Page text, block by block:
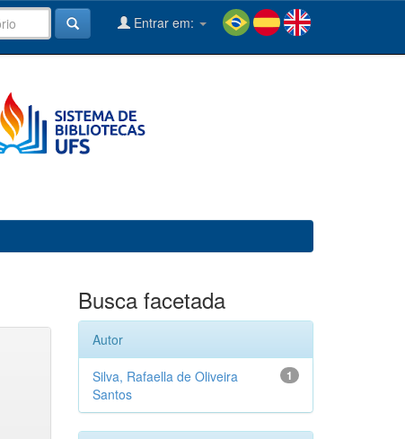
Entrar em:
Busca facetada
Autor
1
Silva, Rafaella de Oliveira
Santos